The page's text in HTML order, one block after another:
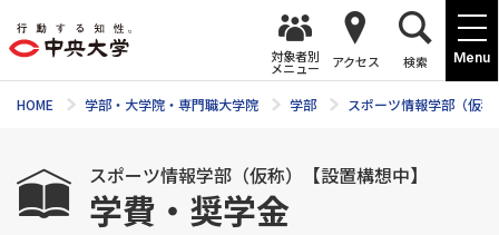
Menu
対象者別
メニュー アクセス 検索
HOME 学部・大学院・専門職大学院 学部 スポーツ情報学部（仮
スポーツ情報学部（仮称）【設置構想中】
学費・奨学金